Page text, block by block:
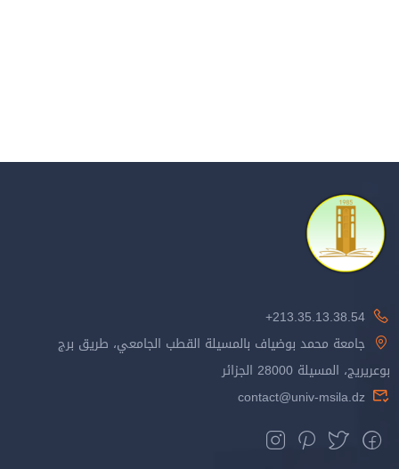
213.35.13.38.54+
جامعة محمد بوضياف بالمسيلة القطب الجامعي، طريق برج
بوعريريج، المسيلة 28000 الجزائر
contact@univ-msila.dz